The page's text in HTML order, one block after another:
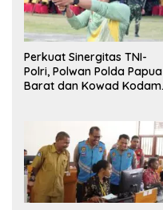
Perkuat Sinergitas TNI-
Polri, Polwan Polda Papua
Barat dan Kowad Kodam
Persahabatan